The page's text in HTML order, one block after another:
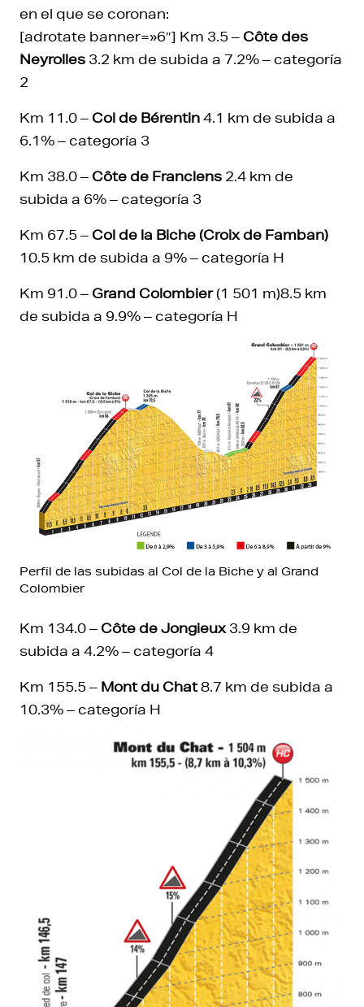
en el que se coronan:
[adrotate banner=»6″] Km 3.5 – Côte des
Neyrolles 3.2 km de subida a 7.2% – categoría
2
Km 11.0 – Col de Bérentin4.1 km de subida a
6.1% – categoría 3
Km 38.0 – Côte de Franclens 2.4 km de
subida a 6% – categoría 3
Km 67.5 – Col de la Biche (Croix de Famban)
10.5 km de subida a 9% – categoría H
Km 91.0 – Grand Colombier(1 501 m)8.5 km
de subida a 9.9% – categoría H
Perfil de las subidas al Col de la Biche y al Grand
Colombier
Km 134.0 – Côte de Jongieux 3.9 km de
subida a 4.2% – categoría 4
Km 155.5 – Mont du Chat8.7 km de subida a
10.3% – categoría H